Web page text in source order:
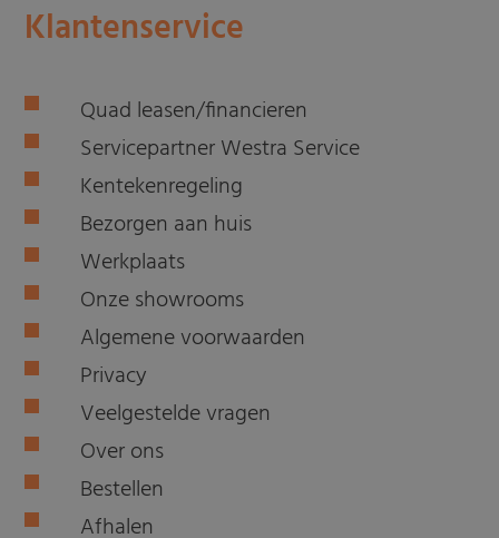
Klantenservice
Quad leasen/financieren
Servicepartner Westra Service
Kentekenregeling
Bezorgen aan huis
Werkplaats
Onze showrooms
Algemene voorwaarden
Privacy
Veelgestelde vragen
Over ons
Bestellen
Afhalen